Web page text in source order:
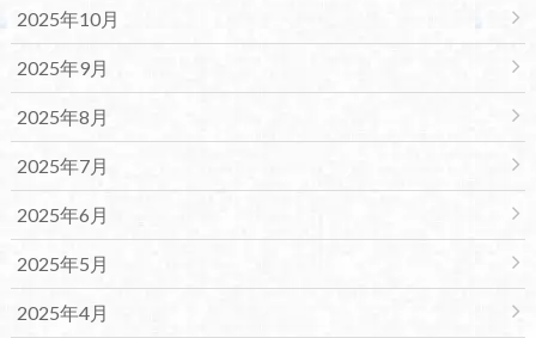
2025年10月
2025年9月
2025年8月
2025年7月
2025年6月
2025年5月
2025年4月